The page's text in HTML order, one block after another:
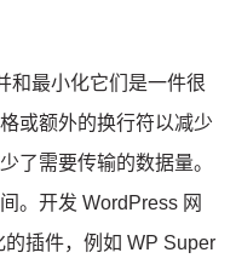
和最小化它们是一件很
或额外的换行符以减少
了需要传输的数据量。
。开发 WordPress 网
插件，例如 WP Super